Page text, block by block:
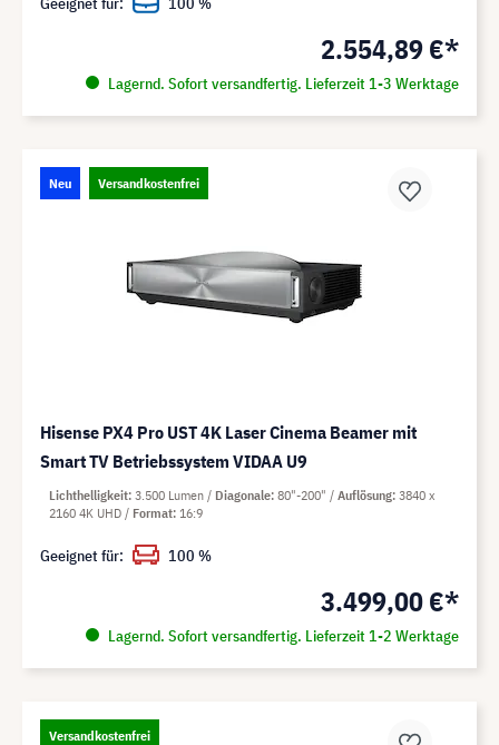
2.554,89 €*
Lagernd. Sofort versandfertig. Lieferzeit 1-3 Werktage
Neu Versandkostenfrei
Hisense PX4 Pro UST 4K Laser Cinema Beamer mit
Smart TV Betriebssystem VIDAA U9
3.499,00 €*
Lagernd. Sofort versandfertig. Lieferzeit 1-2 Werktage
Lichthelligkeit 3.500 Lumen Diagonale 80"-200" Auflösung 3840 x
2160 4K UHD
Format 16:9
Geeignet für: 100 %
Versandkostenfrei